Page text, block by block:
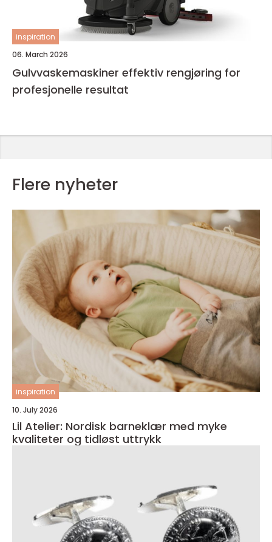
inspiration
06. March 2026
Gulvvaskemaskiner effektiv rengjøring for
profesjonelle resultat
Flere nyheter
inspiration
10. July 2026
Lil Atelier: Nordisk barneklær med myke
kvaliteter og tidløst uttrykk